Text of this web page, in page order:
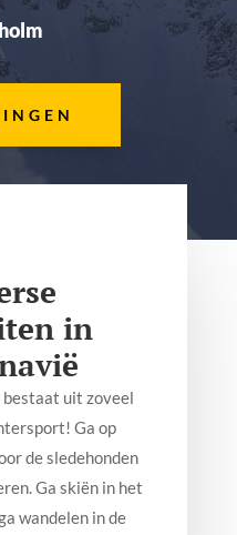
in
bestaat uit zoveel
Ga op
de sledehonden
Ga skiën in het
wandelen in de